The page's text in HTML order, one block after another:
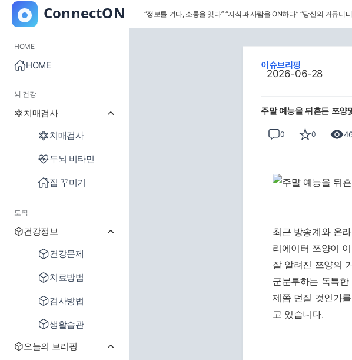
“정보를 켜다, 소통을 잇다” “지식과 사람을 ON하다” “당신의 커뮤니
HOME
HOME
뇌 건강
치매검사
치매검사
두뇌 비타민
집 꾸미기
토픽
건강정보
건강문제
치료방법
검사방법
생활습관
오늘의 브리핑
이슈브리핑
2026-06-28
주말 예능을 뒤흔든 쯔양
0 0
최근 방송계와 온
리에이터 쯔양이
잘 알려진 쯔양의
군분투하는 독특
제쯤 던질 것인가
고 있습니다.